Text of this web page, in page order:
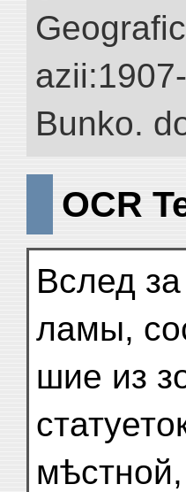
Bunko.
OCR
Вслед
ламы,
шие из